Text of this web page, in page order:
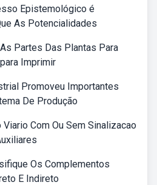
Epistemológico é
As Potencialidades
Partes Das Plantas Para
Imprimir
Promoveu Importantes
De Produção
Com Ou Sem Sinalizacao
Os Complementos
E Indireto